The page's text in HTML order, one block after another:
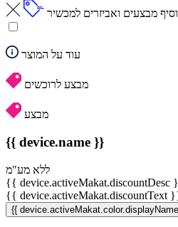
מבצעים ואביזרים למכשיר
עוד על המוצר
מבצע לרוכשים
מבצע
{{ device.name }}
ללא מע"מ
{{ device.activeMakat.discountDesc
{{ device.activeMakat.discountText
{{